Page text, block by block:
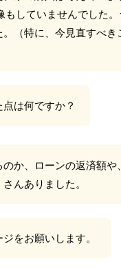
していませんでした
（特に、今見直すべき
は何ですか？
か、ローンの返済額
んありました。
をお願いします。